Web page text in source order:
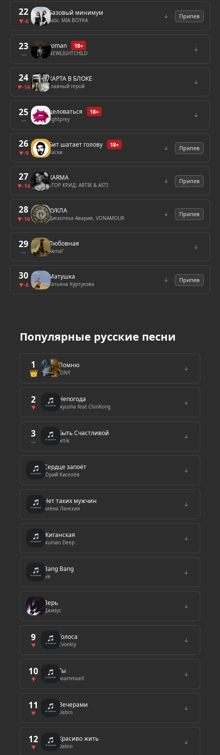
22
▼-6
Базовый минимум
Sabi, MIA BOYKA
↓ Припев
23
—
roman 18+
NEWLIGHTCHILD
↓
24
▼-14
КАРТА В БЛОКЕ
главный герой
↓
25
—
целоваться 18+
lightprey
↓
26
▼-9
Бит шатает голову 18+
Хаски
↓ Припев
27
▼-14
KARMA
ЕГОР КРИД, ARTIK & ASTI
↓ Припев
28
▼-16
КУКЛА
Дискотека Авария, VONAMOUR
↓ Припев
29
—
Любовная
Akmal'
↓
30
▼-8
Матушка
Татьяна Куртукова
↓ Припев
Популярные русские песни
1
👑
Помню
JONY
↓
2
▼
Непогода
Nyusha feat ChinKong
↓
3
—
Быть Счастливой
Artik
↓
Сердце запоёт
Юрий Киселёв
↓
Нет таких мужчин
Алёна Ланская
↓
Жиганская
Numan Deep
↓
Bang Bang
Ive
↓
Верь
Джизус
↓
9
▼
Голоса
Zvonkiy
↓
10
▼
Ты
Asammuell
↓
11
▼
Вечерами
Dabro
↓
12
▼
Красиво жить
Dabro
↓